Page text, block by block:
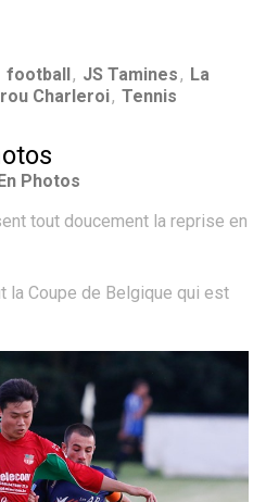
football , JS Tamines, La
Charleroi, Tennis
En Photos
tout doucement la reprise en
la Coupe de Belgique qui est